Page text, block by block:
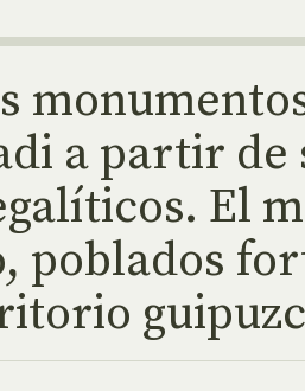
a partir de
El
poblados